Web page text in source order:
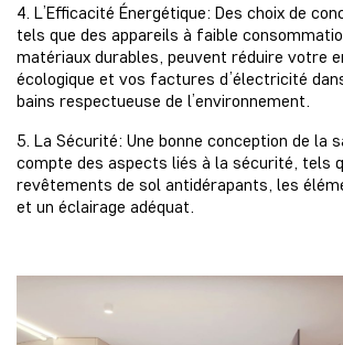
4. L’Efficacité Énergétique: Des choix de
tels que des appareils à faible
matériaux durables, peuvent réduire votre
écologique et vos factures d’électricité
bains respectueuse de l’environnement.
5. La Sécurité: Une bonne conception de la
compte des aspects liés à la sécurité, tels
revêtements de sol antidérapants, les
et un éclairage adéquat.